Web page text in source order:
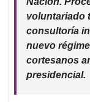
voluntariado
consultoría
nuevo
cortesanos
presidencial.